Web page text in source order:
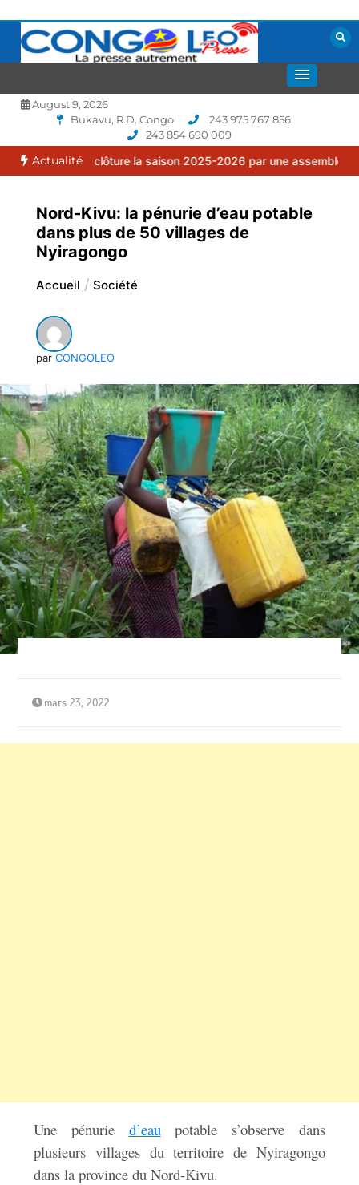
contenu
CONGOLEO
August 9, 2026
Bukavu, R.D. Congo
243 975 767 856
243 854 690 009
Actualité
clôture la saison 2025-2026 par une assemblée générale
Nord-Kivu: la pénurie d’eau potable
dans plus de 50 villages de
Nyiragongo
Accueil Société
par CONGOLEO
mars 23, 2022
Une pénurie d’eau potable s’observe dans
plusieurs villages du territoire de Nyiragongo
dans la province du Nord-Kivu.